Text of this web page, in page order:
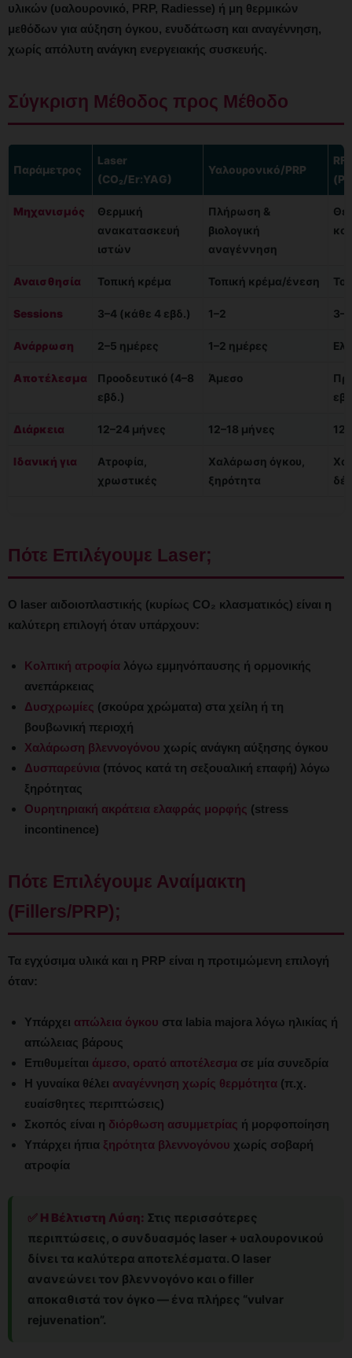
υλικών (υαλουρονικό, PRP, Radiesse) ή μη θερμικών
μεθόδων για αύξηση όγκου, ενυδάτωση και αναγέννηση,
χωρίς απόλυτη ανάγκη ενεργειακής συσκευής.
Σύγκριση Μέθοδος προς Μέθοδο
Παράμετρος
Laser
(CO₂/Er:YAG)
Υαλουρονικό/PRP
RF
Μηχανισμός
Θερμική
ανακατασκευή
ιστών
Πλήρωση &
βιολογική
αναγέννηση
Αναισθησία Τοπική κρέμα Τοπική κρέμα/ένεση
Sessions 3–4 (κάθε 4 εβδ.) 1–2
Ανάρρωση 2–5 ημέρες 1–2 ημέρες
Αποτέλεσμα
Προοδευτικό (4–8
εβδ.)
Άμεσο
Διάρκεια 12–24 μήνες 12–18 μήνες
Ιδανική για
Ατροφία,
χρωστικές
Χαλάρωση όγκου,
ξηρότητα
Πότε Επιλέγουμε Laser;
Ο laser αιδοιοπλαστικής (κυρίως CO₂ κλασματικός) είναι η
καλύτερη επιλογή όταν υπάρχουν:
Κολπική ατροφία λόγω εμμηνόπαυσης ή ορμονικής
ανεπάρκειας
Δυσχρωμίες (σκούρα χρώματα) στα χείλη ή τη
βουβωνική περιοχή
Χαλάρωση βλεννογόνου χωρίς ανάγκη αύξησης όγκου
Δυσπαρεύνια (πόνος κατά τη σεξουαλική επαφή) λόγω
ξηρότητας
Ουρητηριακή ακράτεια ελαφράς μορφής (stress
incontinence)
Πότε Επιλέγουμε Αναίμακτη
(Fillers/PRP);
Τα εγχύσιμα υλικά και η PRP είναι η προτιμώμενη επιλογή
όταν:
Υπάρχει απώλεια όγκου στα labia majora λόγω ηλικίας ή
απώλειας βάρους
Επιθυμείται άμεσο, ορατό αποτέλεσμα σε μία συνεδρία
Η γυναίκα θέλει αναγέννηση χωρίς θερμότητα (π.χ.
ευαίσθητες περιπτώσεις)
Σκοπός είναι η διόρθωση ασυμμετρίας ή μορφοποίηση
Υπάρχει ήπια ξηρότητα βλεννογόνου χωρίς σοβαρή
ατροφία
✅ Η Βέλτιστη Λύση: Στις περισσότερες
περιπτώσεις, ο συνδυασμός laser + υαλουρονικού
δίνει τα καλύτερα αποτελέσματα. Ο laser
ανανεώνει τον βλεννογόνο και ο filler
αποκαθιστά τον όγκο — ένα πλήρες “vulvar
rejuvenation”.